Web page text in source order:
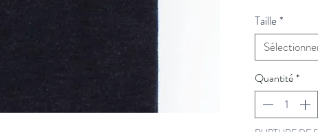
À associer
un jeanspour le
semaine,
et uneveste en
Vous souhaitez
Taille*
Quantité*